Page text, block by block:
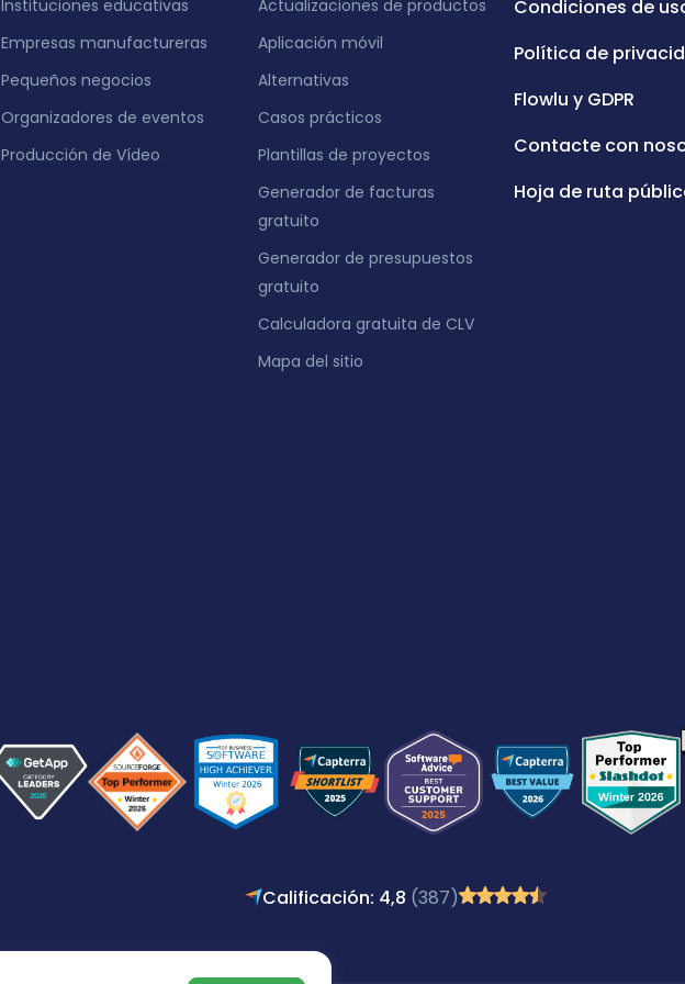
Instituciones educativas
Empresas manufactureras
Pequeños negocios
Organizadores de eventos
Producción de Vídeo
Actualizaciones de productos
Aplicación móvil
Alternativas
Casos prácticos
Plantillas de proyectos
Generador de facturas
gratuito
Generador de presupuestos
gratuito
Calculadora gratuita de CLV
Mapa del sitio
Condiciones de
Política de
Flowlu y GDPR
Contacte con
Hoja de ruta
Calificación: 4,8 (387)